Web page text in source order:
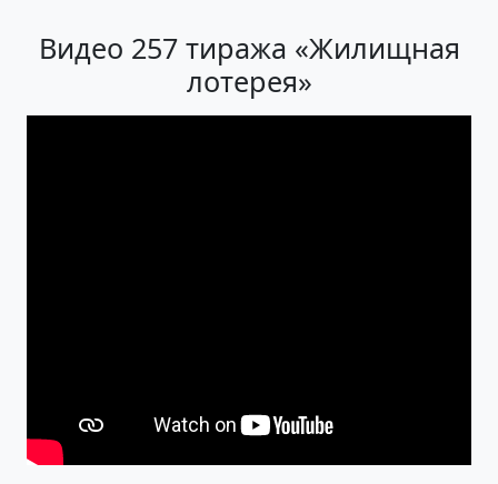
Видео 257 тиража «Жилищная
лотерея»